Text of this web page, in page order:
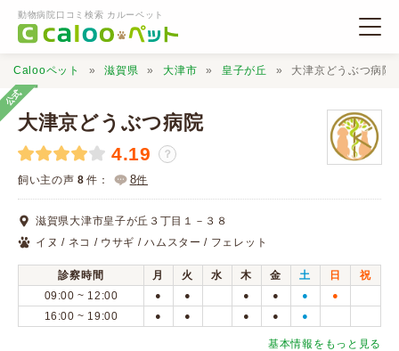
動物病院口コミ検索 カルーペット
動物病院検索
口コミ検索
Calooペットとは？
Calooペット 滋賀県 大津市 皇子が丘 大津京どうぶつ病院
公式
大津京どうぶつ病院
4.19 ？
飼い主の声 8 件： 8件
滋賀県大津市皇子が丘３丁目１－３８
イヌ / ネコ / ウサギ / ハムスター / フェレット
診察時間 月 火 水 木 金 土 日
祝
09:00 ~ 12:00
● ● ● ● ● ●
16:00 ~ 19:00 ● ● ● ● ●
基本情報をもっと見る